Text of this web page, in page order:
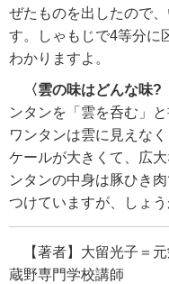
ぜたものを出したので
す。しゃもじで4等分に
わかりますよ。
〈雲の味はどんな味?
ンタンを「雲を呑む」
ワンタンは雲に見えな
ケールが大きくて、広
ンタンの中身は豚ひき
つけていますが、しょう
【著者】大留光子＝
蔵野専門学校講師